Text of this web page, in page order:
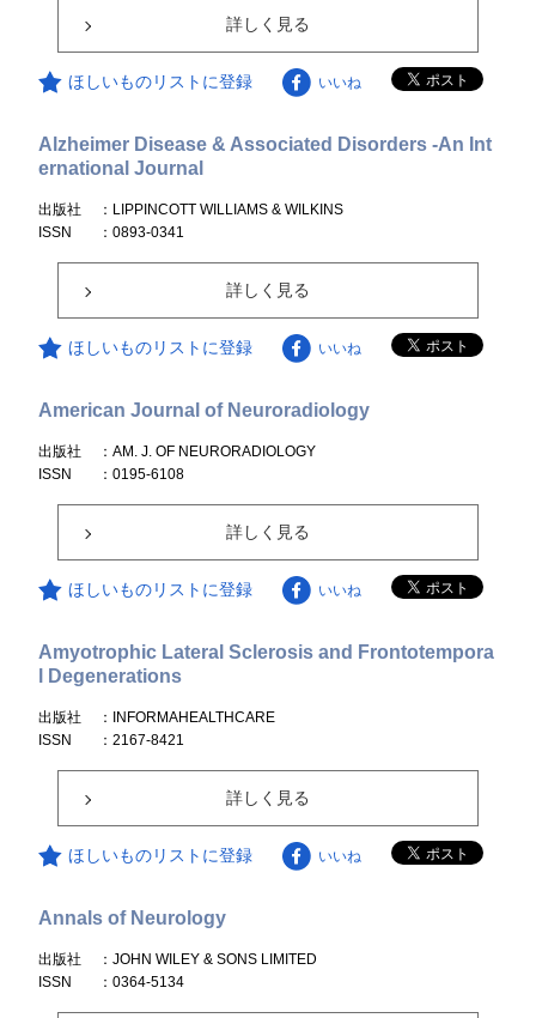
詳しく見る
ほしいものリストに登録 いいね
Alzheimer Disease & Associated Disorders -An Int
ernational Journal
出版社
：LIPPINCOTT WILLIAMS & WILKINS
ISSN
：0893-0341
詳しく見る
ほしいものリストに登録 いいね
American Journal of Neuroradiology
出版社
：AM. J. OF NEURORADIOLOGY
ISSN
：0195-6108
詳しく見る
ほしいものリストに登録 いいね
Amyotrophic Lateral Sclerosis and Frontotempora
l Degenerations
出版社
：INFORMAHEALTHCARE
ISSN
：2167-8421
詳しく見る
ほしいものリストに登録 いいね
Annals of Neurology
出版社
：JOHN WILEY & SONS LIMITED
ISSN
：0364-5134